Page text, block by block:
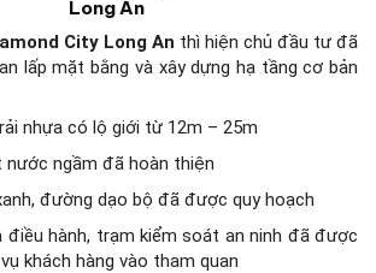
Long An
City Long An thì hiện chủ đầu tư đã
lấp mặt bằng và xây dựng hạ tầng cơ bản
nhựa có lộ giới từ 12m – 25m
ngầm đã hoàn thiện
đường dạo bộ đã được quy hoạch
điều hành, trạm kiểm soát an ninh đã được
khách hàng vào tham quan